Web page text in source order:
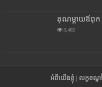
គុណម្តាយឪពុក
3,402
អំពីយើងខ្ញុំ | លក្ខខណ្ឌ